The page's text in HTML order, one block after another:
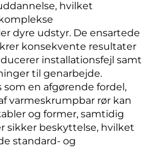
hvilket
dyre udstyr. De ensartede
konsekvente resultater
installationsfejl samt
til genarbejde.
en afgørende fordel,
varmeskrumpbar rør kan
og former, samtidig
sikker beskyttelse, hvilket
standard- og